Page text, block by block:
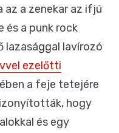
a zenekar az ifjú
és a punk rock
lazasággal lavírozó
ezelőtti
a feje tetejére
hogy
és egy